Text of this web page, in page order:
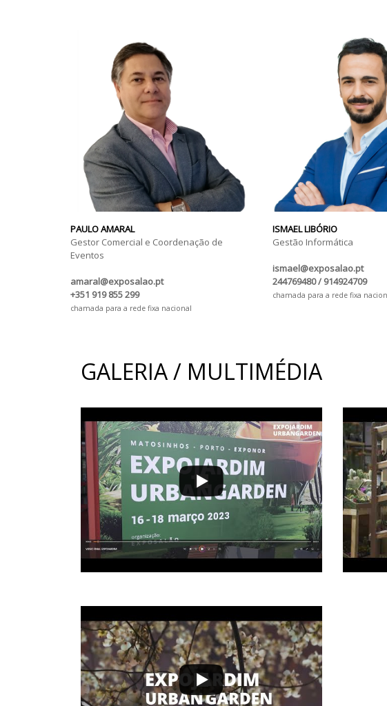
PAULO AMARAL
Gestor Comercial e Coordenação de
Eventos
amaral@exposalao.pt
+351 919 855 299
chamada para a rede fixa nacional
ISMAEL LIBÓRIO
Gestão Informática
ismael@exposalao.pt
244769480 / 914924709
chamada para a rede fixa
GALERIA / MULTIMÉDIA